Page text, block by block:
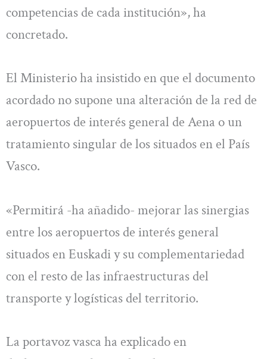
competencias de cada institución», ha
concretado.
El Ministerio ha insistido en que el documento
acordado no supone una alteración de la red de
aeropuertos de interés general de Aena o un
tratamiento singular de los situados en el País
Vasco.
«Permitirá -ha añadido- mejorar las sinergias
entre los aeropuertos de interés general
situados en Euskadi y su complementariedad
con el resto de las infraestructuras del
transporte y logísticas del territorio.
La portavoz vasca ha explicado en